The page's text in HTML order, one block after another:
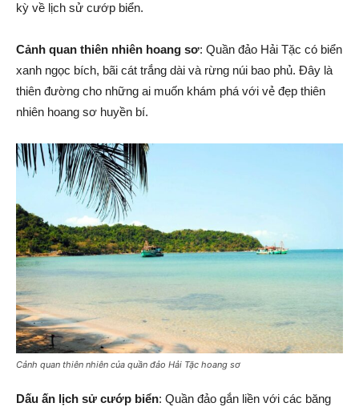
kỳ về lịch sử cướp biển.
Cảnh quan thiên nhiên hoang sơ: Quần đảo Hải Tặc có biển
xanh ngọc bích, bãi cát trắng dài và rừng núi bao phủ. Đây là
thiên đường cho những ai muốn khám phá với vẻ đẹp thiên
nhiên hoang sơ huyền bí.
Cảnh quan thiên nhiên của quần đảo Hải Tặc hoang sơ
Dấu ấn lịch sử cướp biển: Quần đảo gắn liền với các băng